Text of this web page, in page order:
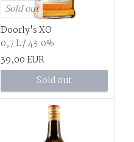
Sold out
Doorly's XO
0,7 L / 43.0%
39,00 EUR
Sold out